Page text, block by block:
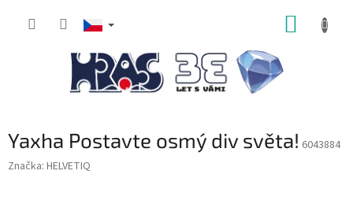
Yaxha Postavte osmý div světa! 6043884
Značka: HELVETIQ